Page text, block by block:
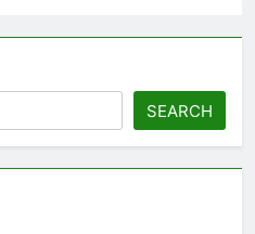
SEARCH